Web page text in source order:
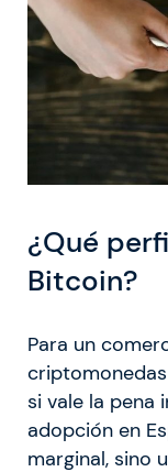
¿Qué
Bitcoin?
Para un
si vale la pena
adopción en
marginal, sino